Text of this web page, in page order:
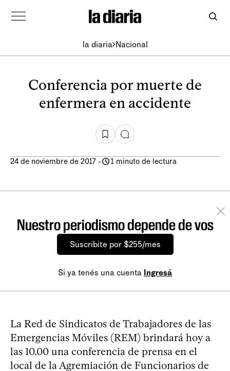
la diaria Nacional
Conferencia por muerte de
enfermera en accidente
24 de noviembre de 2017 - 1 minuto de lectura
Nuestro periodismo depende de vos
Suscribite por $255/mes
Si ya tenés una cuenta Ingresá
La Red de Sindicatos de Trabajadores de las
Emergencias Móviles (REM) brindará hoy a
las 10.00 una conferencia de prensa en el
local de la Agremiación de Funcionarios de